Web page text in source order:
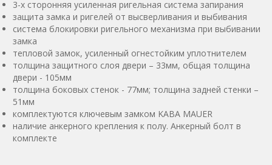
3-х сторонняя усиленная ригельная система запирания
защита замка и ригелей от высверливания и выбивания
система блокировки ригельного механизма при выбивании
замка
тепловой замок, усиленный огнестойким уплотнителем
толщина защитного слоя двери – 33мм, общая толщина
двери - 105мм
толщина боковых стенок - 77мм; толщина задней стенки –
51мм
комплектуются ключевым замком KABA MAUER
наличие анкерного крепления к полу. Анкерный болт в
комплекте